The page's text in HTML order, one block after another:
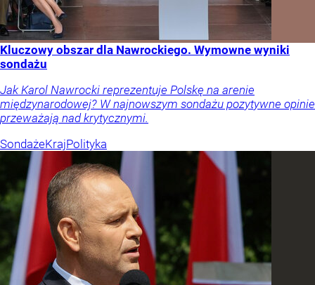
Kluczowy obszar dla Nawrockiego. Wymowne wyniki
sondażu
Jak Karol Nawrocki reprezentuje Polskę na arenie
międzynarodowej? W najnowszym sondażu pozytywne opinie
przeważają nad krytycznymi.
SondażeKrajPolityka